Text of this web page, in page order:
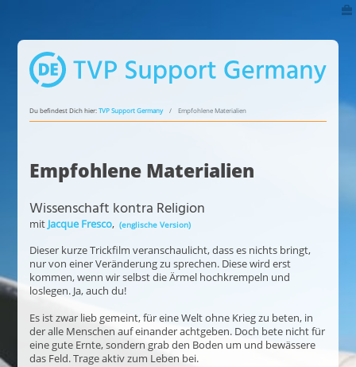
Du befindest Dich hier:TVP Support Germany Empfohlene Materialien
Empfohlene Materialien
Wissenschaft kontra Religion
mit Jacque Fresco,(englische Version)
Dieser kurze Trickfilm veranschaulicht, dass es nichts bringt,
nur von einer Veränderung zu sprechen. Diese wird erst
kommen, wenn wir selbst die Ärmel hochkrempeln und
loslegen. Ja, auch du!
Es ist zwar lieb gemeint, für eine Welt ohne Krieg zu beten, in
der alle Menschen auf einander achtgeben. Doch bete nicht für
eine gute Ernte, sondern grab den Boden um und bewässere
das Feld. Trage aktiv zum Leben bei.